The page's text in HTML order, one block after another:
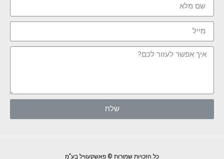
שלח
כל הזכויות שמורות © פאשקעוויל בע"מ